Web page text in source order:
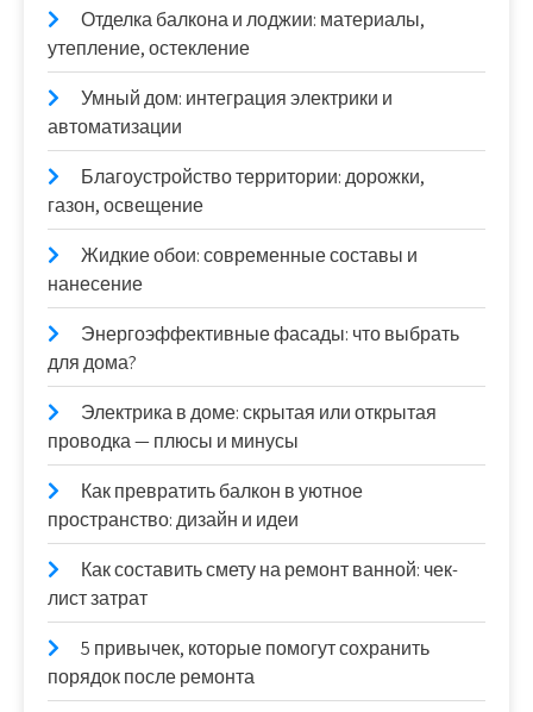
Отделка балкона и лоджии: материалы,
утепление, остекление
Умный дом: интеграция электрики и
автоматизации
Благоустройство территории: дорожки,
газон, освещение
Жидкие обои: современные составы и
нанесение
Энергоэффективные фасады: что выбрать
для дома?
Электрика в доме: скрытая или открытая
проводка — плюсы и минусы
Как превратить балкон в уютное
пространство: дизайн и идеи
Как составить смету на ремонт ванной: чек-
лист затрат
5 привычек, которые помогут сохранить
порядок после ремонта